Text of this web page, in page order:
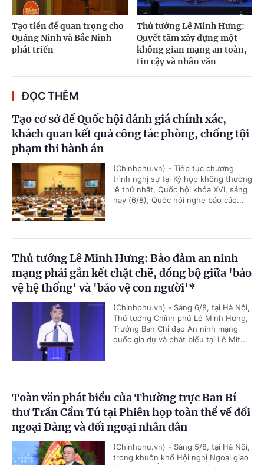
Tạo tiền đề quan trọng cho
Quảng Ninh và Bắc Ninh
phát triển
Thủ tướng Lê Minh Hưng:
Quyết tâm xây dựng một
không gian mạng an toàn,
tin cậy và nhân văn
ĐỌC THÊM
Tạo cơ sở để Quốc hội đánh giá chính xác,
khách quan kết quả công tác phòng, chống tội
phạm thi hành án
(Chinhphu.vn) - Tiếp tục chương
trình nghị sự tại Kỳ họp không thường
lệ thứ nhất, Quốc hội khóa XVI, sáng
nay (6/8), Quốc hội nghe báo cáo...
Thủ tướng Lê Minh Hưng: Bảo đảm an ninh
mạng phải gắn kết chặt chẽ, đồng bộ giữa 'bảo
vệ hệ thống' và 'bảo vệ con người'*
(Chinhphu.vn) - Sáng 6/8, tại Hà Nội,
Thủ tướng Chính phủ Lê Minh Hưng,
Trưởng Ban Chỉ đạo An ninh mạng
quốc gia dự và phát biểu tại Lễ Mít...
Toàn văn phát biểu của Thường trực Ban Bí
thư Trần Cẩm Tú tại Phiên họp toàn thể về đối
ngoại Đảng và đối ngoại nhân dân
(Chinhphu.vn) - Sáng 5/8, tại Hà Nội,
trong khuôn khổ Hội nghị Ngoại giao